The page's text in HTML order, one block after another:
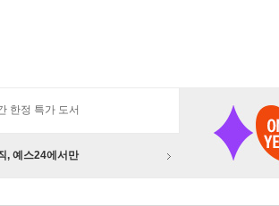
한정 특가 도서
, 예스24에서만